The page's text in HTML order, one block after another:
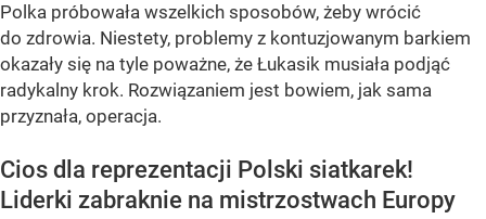
Polka próbowała wszelkich sposobów, żeby wrócić
do zdrowia. Niestety, problemy z kontuzjowanym barkiem
okazały się na tyle poważne, że Łukasik musiała podjąć
radykalny krok. Rozwiązaniem jest bowiem, jak sama
przyznała, operacja.
Cios dla reprezentacji Polski siatkarek!
Liderki zabraknie na mistrzostwach Europy